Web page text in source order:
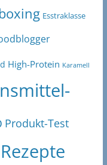
Esstraklasse
High-Protein Karamell
Produkt-Test
Rezepte